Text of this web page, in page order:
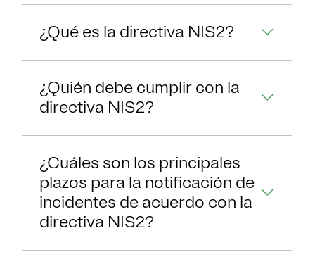
¿Qué es la directiva NIS2?
¿Quién debe cumplir con la
directiva NIS2?
¿Cuáles son los principales
plazos para la notificación de
incidentes de acuerdo con la
directiva NIS2?